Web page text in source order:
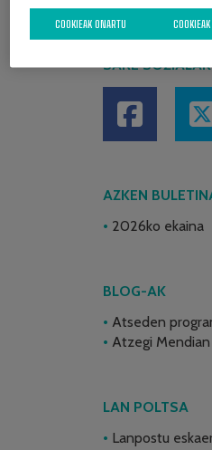
SARE SOZIALAK
AZKEN
2026ko ekaina
BLOG-AK
Atseden
Atzegi Mendian
LAN POLTSA
Lanpostu
COOKIEAK ONARTU